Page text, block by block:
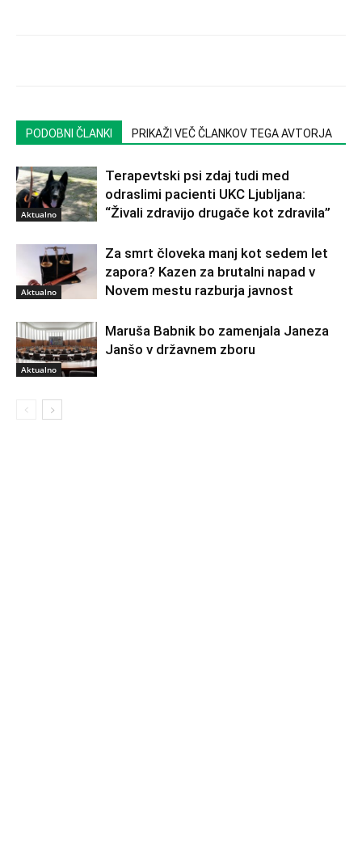
PODOBNI ČLANKI PRIKAŽI VEČ ČLANKOV TEGA AVTORJA
Aktualno
Terapevtski psi zdaj tudi med
odraslimi pacienti UKC Ljubljana:
“Živali zdravijo drugače kot zdravila”
Aktualno
Za smrt človeka manj kot sedem let
zapora? Kazen za brutalni napad v
Novem mestu razburja javnost
Aktualno
Maruša Babnik bo zamenjala Janeza
Janšo v državnem zboru